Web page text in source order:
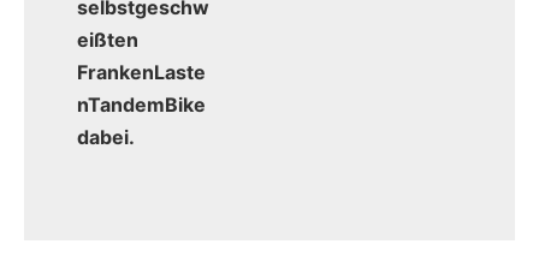
selbstgeschw
eißten
FrankenLaste
nTandemBike
dabei.